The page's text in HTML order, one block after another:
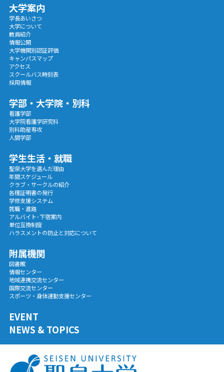
大学案内
学長あいさつ
大学について
教員紹介
情報公開
大学機関別認証評価
キャンパスマップ
アクセス
スクールバス時刻表
採用情報
学部・大学院・別科
看護学部
大学院看護学研究科
別科助産専攻
人間学部
学生生活・就職
聖泉大学を選んだ理由
年間スケジュール
クラブ・サークルの紹介
各種証明書の発行
学修支援システム
就職・進路
アルバイト･下宿案内
単位互換制度
ハラスメントの防止と対応について
附属機関
図書館
情報センター
地域連携交流センター
国際交流センター
スポーツ・身体運動支援センター
EVENT
NEWS & TOPICS